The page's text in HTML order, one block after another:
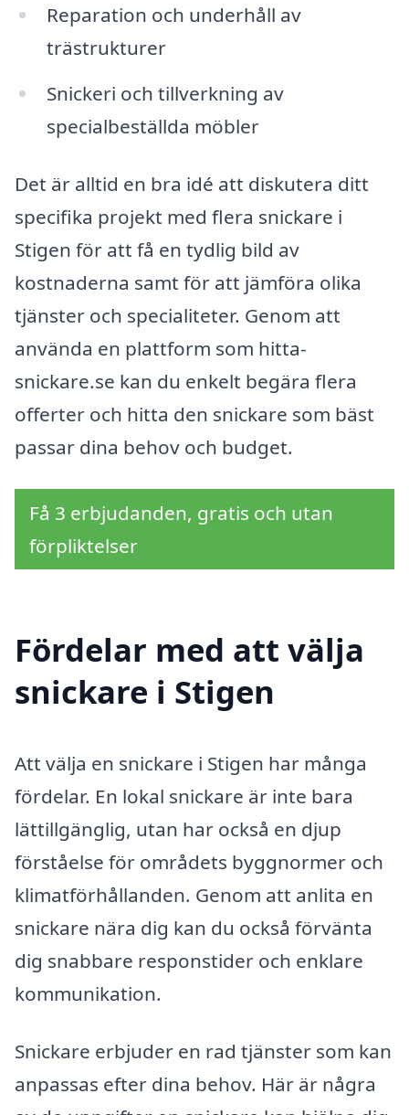
Reparation och underhåll av
trästrukturer
Snickeri och tillverkning av
specialbeställda möbler
Det är alltid en bra idé att diskutera ditt
specifika projekt med flera snickare i
Stigen för att få en tydlig bild av
kostnaderna samt för att jämföra olika
tjänster och specialiteter. Genom att
använda en plattform som hitta-
snickare.se kan du enkelt begära flera
offerter och hitta den snickare som bäst
passar dina behov och budget.
Få 3 erbjudanden, gratis och utan
förpliktelser
Fördelar med att välja
snickare i Stigen
Att välja en snickare i Stigen har många
fördelar. En lokal snickare är inte bara
lättillgänglig, utan har också en djup
förståelse för områdets byggnormer och
klimatförhållanden. Genom att anlita en
snickare nära dig kan du också förvänta
dig snabbare responstider och enklare
kommunikation.
Snickare erbjuder en rad tjänster som kan
anpassas efter dina behov. Här är några